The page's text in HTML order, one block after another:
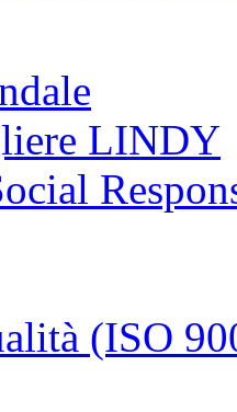
LINDY
(ISO